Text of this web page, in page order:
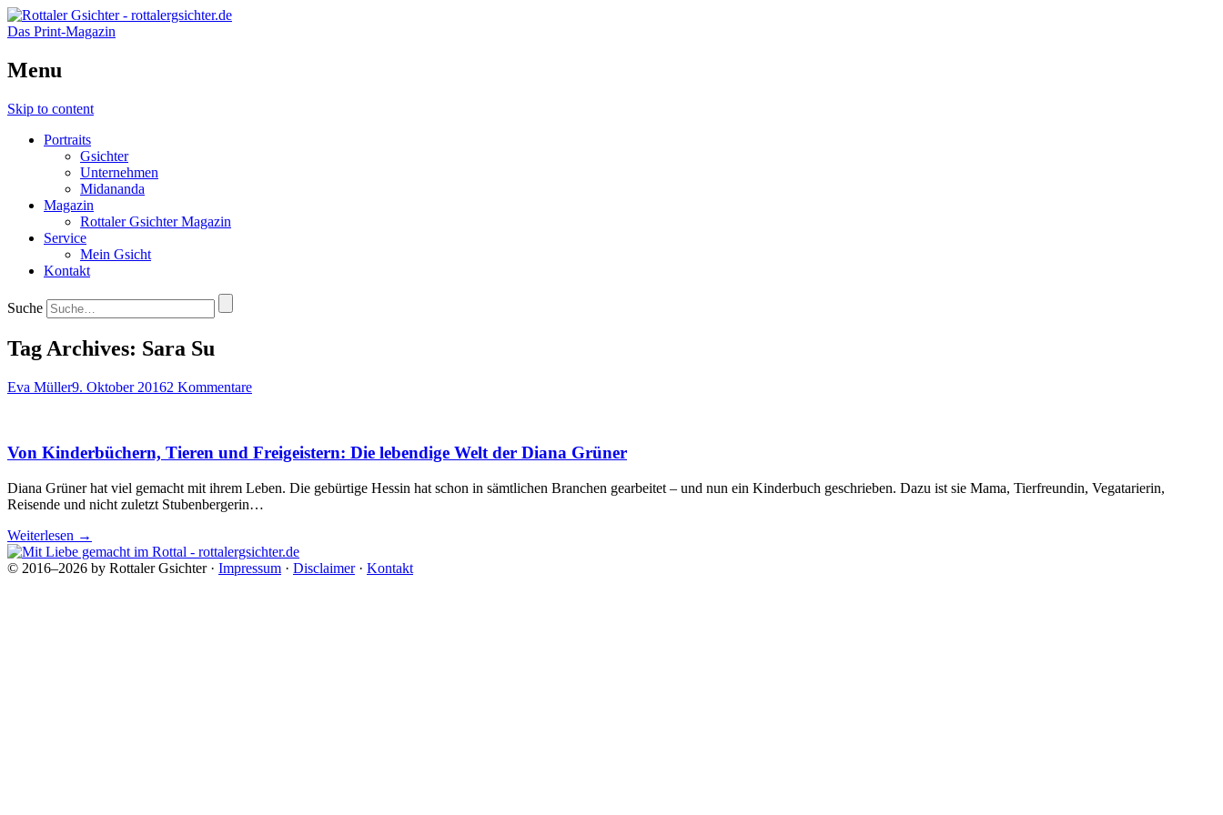
Das Print-Magazin
Menu
Skip to content
Portraits
Gsichter
Unternehmen
Midananda
Magazin
Rottaler Gsichter Magazin
Service
Mein Gsicht
Kontakt
Suche
Tag Archives: Sara Su
Eva Müller9. Oktober 20162 Kommentare
Von Kinderbüchern, Tieren und Freigeistern: Die lebendige Welt der Diana Grüner
Diana Grüner hat viel gemacht mit ihrem Leben. Die gebürtige Hessin hat schon in sämtlichen Branchen gearbeitet – und nun ein Kinderbuch geschrieben. Dazu ist sie Mama, Tierfreundin, Vegatarierin,
Reisende und nicht zuletzt Stubenbergerin…
Weiterlesen →
© 2016–2026 by Rottaler Gsichter · Impressum · Disclaimer· Kontakt